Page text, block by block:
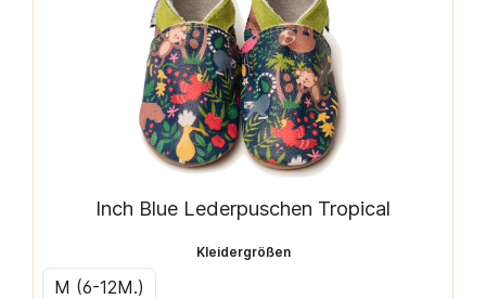
Inch Blue Lederpuschen Tropical
Kleidergrößen
M (6-12M.)